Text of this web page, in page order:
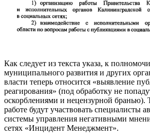
Как следует из текста указа, к
муниципального развития и других
власти теперь относится «выявление
реагирования» (под обработку не
оскорблениями и нецензурной бранью).
работе будут участвовать специалисты
системы управления негативными
сетях «Инцидент Менеджмент».